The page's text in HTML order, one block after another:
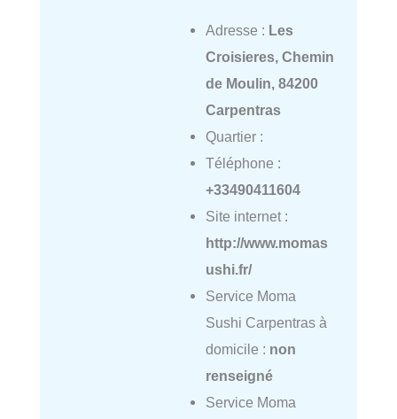
Adresse : Les
Croisieres, Chemin
de Moulin, 84200
Carpentras
Quartier :
Téléphone :
+33490411604
Site internet :
http://www.momas
ushi.fr/
Service Moma
Sushi Carpentras à
domicile : non
renseigné
Service Moma